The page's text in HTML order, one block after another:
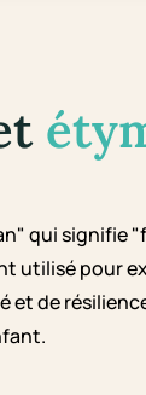
qui signifie
utilisé pour
de